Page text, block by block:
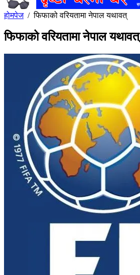
होमपेज/फिफाको वरियतामा नेपाल यथावत्
फिफाको वरियतामा नेपाल यथावत्